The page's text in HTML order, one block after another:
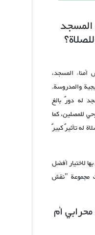
المسجد،
والمدروسة.
له دورٌ بالغ
للمصلين، كما
له تأثيرٌ كبيرٌ
لاختيار أفضل
مجموعة "نقش
أم